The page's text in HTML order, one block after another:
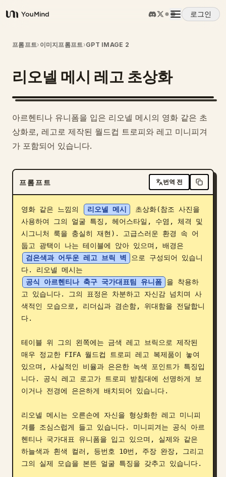
YouMind
로그인
개요
사용 사례
프롬프트
가격
다운로드
블로그
업데이트
프롬프트› 이미지프롬프트›GPT IMAGE 2
리오넬 메시 레고 초상화
아르헨티나 유니폼을 입은 리오넬 메시의 영화 같은 초
상화로, 레고로 제작된 월드컵 트로피와 레고 미니피겨
가 포함되어 있습니다.
프롬프트 번역 전
영화 같은 느낌의 리오넬 메시
초상화(참조 사진을
사용하여 그의 얼굴 특징, 헤어스타일, 수염, 체격 및
시그니처 룩을 충실히 재현). 고급스러운 환경 속 어
둡고 광택이 나는 테이블에 앉아 있으며, 배경은
검은색과 어두운 레고 브릭 벽
으로 구성되어 있습니
다. 리오넬 메시는
공식 아르헨티나 축구 국가대표팀 유니폼
을 착용하
고 있습니다. 그의 표정은 차분하고 자신감 넘치며 사
색적인 모습으로, 리더십과 겸손함, 위대함을 전달합니
다.
테이블 위 그의 왼쪽에는 금색 레고 브릭으로 제작된
매우 정교한 FIFA 월드컵 트로피 레고 복제품이 놓여
있으며, 사실적인 비율과 은은한 녹색 포인트가 특징입
니다. 공식 레고 로고가 트로피 받침대에 선명하게 보
이거나 전경에 은은하게 배치되어 있습니다.
리오넬 메시는 오른손에 자신을 형상화한 레고 미니피
겨를 조심스럽게 들고 있습니다. 미니피겨는 공식 아르
헨티나 국가대표 유니폼을 입고 있으며, 실제와 같은
하늘색과 흰색 컬러, 등번호 10번, 주장 완장, 그리고
그의 실제 모습을 본뜬 얼굴 특징을 갖추고 있습니다.